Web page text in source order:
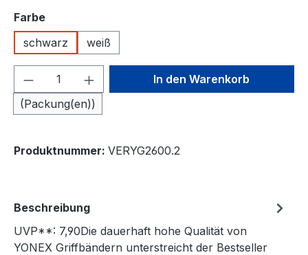
Farbeauswählen
schwarz
weiß
Produkt Anzahl: Gib den
(Packung(en))
In den Warenkorb
Produktnummer: VERYG2600.2
Beschreibung
UVP**: 7,90Die dauerhaft hohe Qualität von
YONEX Griffbändern unterstreicht der Bestseller